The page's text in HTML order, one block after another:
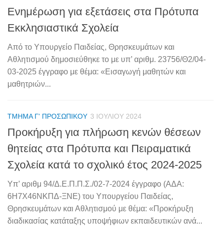
Ενημέρωση για εξετάσεις στα Πρότυπα
Εκκλησιαστικά Σχολεία
Από το Υπουργείο Παιδείας, Θρησκευμάτων και
Αθλητισμού δημοσιεύθηκε το με υπ’ αριθμ. 23756/Θ2/04-
03-2025 έγγραφο με θέμα: «Εισαγωγή μαθητών και
μαθητριών...
ΤΜΉΜΑ Γ' ΠΡΟΣΩΠΙΚΟΎ 3 ΙΟΥΛΊΟΥ 2024
Προκήρυξη για πλήρωση κενών θέσεων
θητείας στα Πρότυπα και Πειραματικά
Σχολεία κατά το σχολικό έτος 2024-2025
Υπ’ αριθμ 94/Δ.Ε.Π.Π.Σ./02-7-2024 έγγραφο (ΑΔΑ:
6Η7Χ46ΝΚΠΔ-ΞΝΕ) του Υπουργείου Παιδείας,
Θρησκευμάτων και Αθλητισμού με θέμα: «Προκήρυξη
διαδικασίας κατάταξης υποψήφιων εκπαιδευτικών ανά...